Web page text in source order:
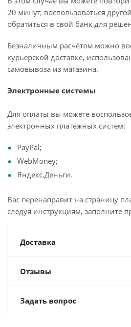
20 минут, воспользоваться
обратиться в свой банк для
Безналичным расчётом можно
курьерской доставке,
самовывоза из магазина.
Электронные системы
Для оплаты вы можете
электронных платёжных систем:
PayPal;
WebMoney;
Яндекс.Деньги.
Вас перенаправит на страницу
следуя инструкциям, заполните
Доставка
Отзывы
Задать вопрос